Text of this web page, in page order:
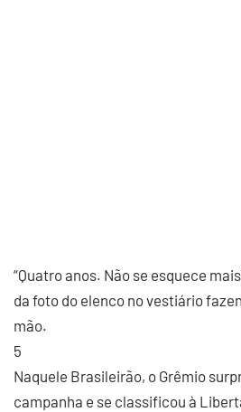
“Quatro anos. Não se esquece
da foto do elenco no vestiário
mão.
5
Naquele Brasileirão, o Grêmio
campanha e se classificou à